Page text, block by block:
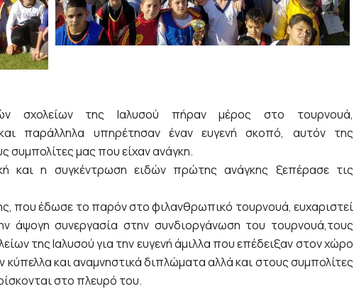
σχολείων της Ιαλυσού πήραν μέρος στο τουρνουά,
και παράλληλα υπηρέτησαν έναν ευγενή σκοπό, αυτόν της
μας που είχαν ανάγκη.
και η συγκέντρωση ειδών πρώτης ανάγκης ξεπέρασε τις
που έδωσε το παρόν στο φιλανθρωπικό τουρνουά, ευχαριστεί
άψογη συνεργασία στην συνδιοργάνωση του τουρνουά,τους
της Ιαλυσού για την ευγενή άμιλλα που επέδειξαν στον χώρο
και αναμνηστικά διπλώματα αλλά και στους συμπολίτες
στο πλευρό του.